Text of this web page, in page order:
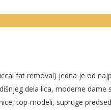
fat removal) jedna je od
dela lica, moderne dame
top-modeli, supruge